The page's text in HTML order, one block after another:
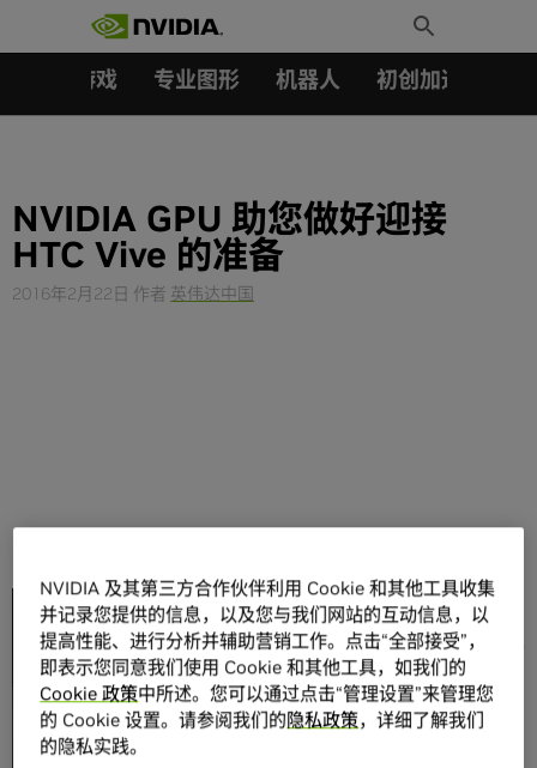
Toggle
Search
游戏 专业图形 机器人 初创加速会员成
NVIDIA GPU 助您做好迎接
HTC Vive 的准备
2016年2月22日 作者 英伟达中国
分享
NVIDIA 及其第三方合作伙伴利用 Cookie 和其他工具收集
并记录您提供的信息，以及您与我们网站的互动信息，以
提高性能、进行分析并辅助营销工作。点击“全部接受”，
即表示您同意我们使用 Cookie 和其他工具，如我们的
Cookie 政策中所述。您可以通过点击“管理设置”来管理您
的 Cookie 设置。请参阅我们的隐私政策，详细了解我们
的隐私实践。